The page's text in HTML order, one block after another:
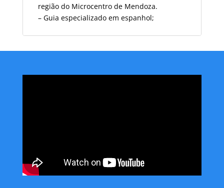
região do Microcentro de Mendoza.
– Guia especializado em espanhol;